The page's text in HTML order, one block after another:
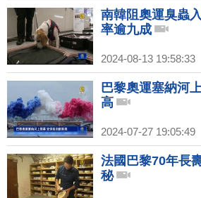
南韓阻奧運臭蟲
率逾九成
2024-08-13 19:58:33
巴黎奧運塞納河
高
2024-07-27 19:05:49
法國巴黎70年長
秘